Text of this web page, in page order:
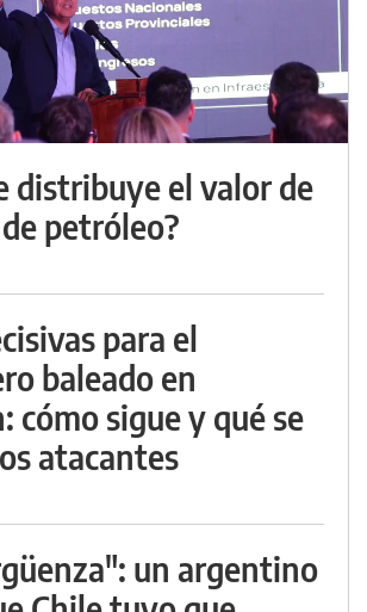
distribuye el valor de
petróleo?
para el
baleado en
cómo sigue y qué se
atacantes
un argentino